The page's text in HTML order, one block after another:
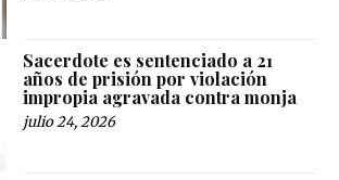
Sacerdote es sentenciado a 21
años de prisión por violación
impropia agravada contra monja
julio 24, 2026